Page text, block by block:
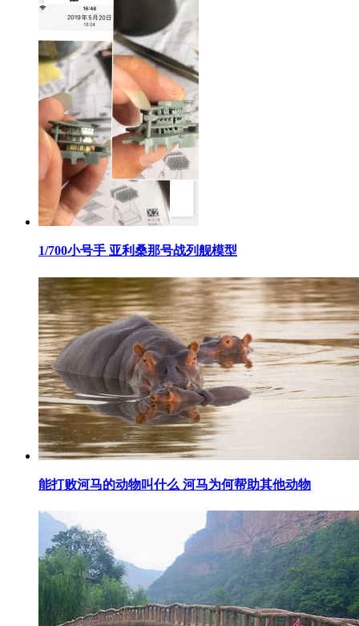
​1/700小号手 亚利桑那号战列舰模型
​能打败河马的动物叫什么 河马为何帮助其他动物